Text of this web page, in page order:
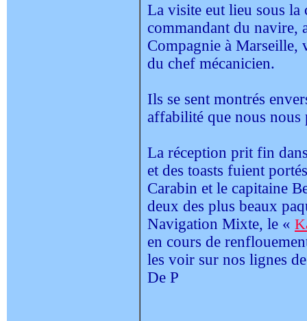
La visite eut lieu sous la
commandant du navire,
Compagnie à Marseille,
du chef mécanicien.
Ils se sent montrés
affabilité que nous nous
La réception prit fin
et des toasts fuient
Carabin et le capitaine
deux des plus beaux
Navigation Mixte, le «
en cours de
les voir sur nos lignes
De P